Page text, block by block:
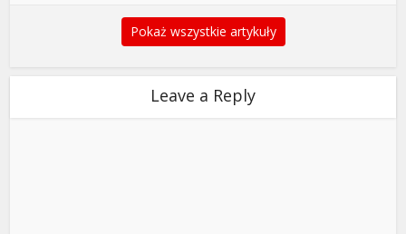
Pokaż wszystkie artykuły
Leave a Reply